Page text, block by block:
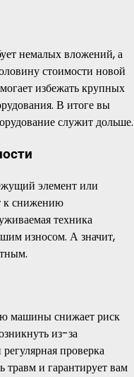
немалых вложений, а
стоимости новой
избежать крупных
В итоге вы
служит дольше.
элемент или
к снижению
техника
износом. А значит,
машины снижает риск
из-за
проверка
травм и гарантирует вам